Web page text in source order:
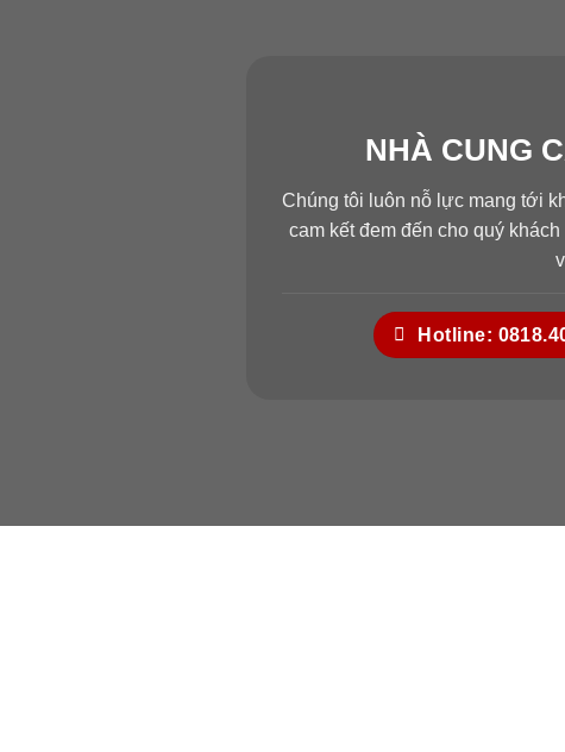
NHÀ CUNG
Chúng tôi luôn nỗ lực mang tới
cam kết đem đến cho quý
Hotline: